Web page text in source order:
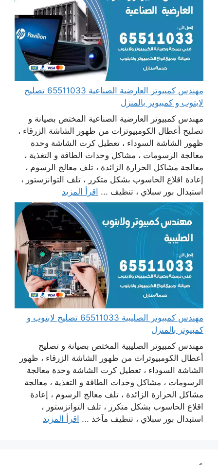
مهندس كمبيوتر العارضية الصناعية 65511033 تصليح
لابتوب و كمبيوتر بالمنزل
مهندس كمبيوتر العارضية الصناعية المختص بصيانة و
تصليح أعطال الكومبيوترات من ظهور الشاشة الزرقاء ،
ظهور الشاشة السوداء ، تعطيل كرت الشاشة وحدة
معالجة الرسومات ، مشاكل وحدات الطاقة و التغذية ،
معالجة مشاكل الحرارة الزائدة ، تلف معالج الرسوم ،
إعادة اقلاع الحاسوب بشكل متكرر ، تلف التوانزستور ،
استبدال بور سبلاي ، تنظيف ... اقرأ المزيد
مهندس كمبيوتر الصليبية 65511033 تصليح لابتوب و
كمبيوتر بالمنزل
مهندس كمبيوتر الصليبية المختص بصيانة و تصليح
أعطال الكومبيوترات من ظهور الشاشة الزرقاء ، ظهور
الشاشة السوداء ، تعطيل كرت الشاشة وحدة معالجة
الرسومات ، مشاكل وحدات الطاقة و التغذية ، معالجة
مشاكل الحرارة الزائدة ، تلف معالج الرسوم ، إعادة
اقلاع الحاسوب بشكل متكرر ، تلف التوانزستور ،
استبدال بور سبلاي ، تنظيف مآخذ ... اقرأ المزيد